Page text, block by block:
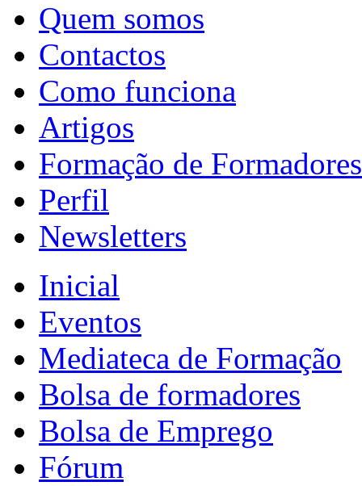
Quem somos
Contactos
Como funciona
Artigos
Formação de Formadores
Perfil
Newsletters
Inicial
Eventos
Mediateca de Formação
Bolsa de formadores
Bolsa de Emprego
Fórum